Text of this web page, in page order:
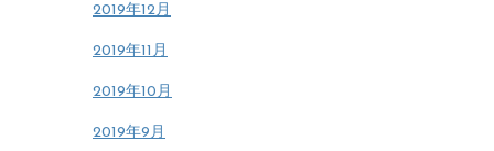
2019年12月
2019年11月
2019年10月
2019年9月